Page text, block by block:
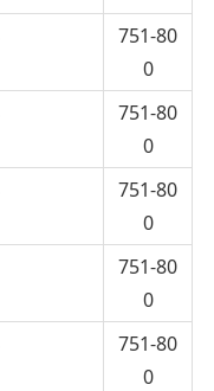
751-80
0
751-80
0
751-80
0
751-80
0
751-80
0